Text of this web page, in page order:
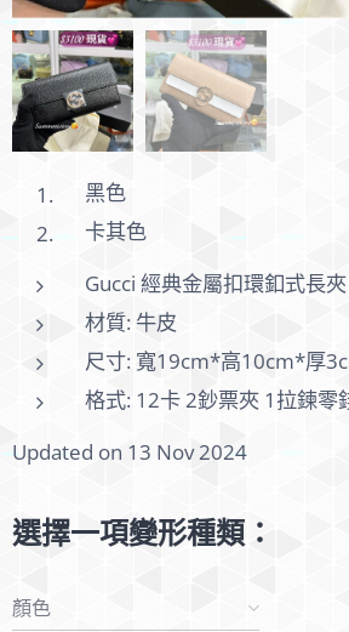
黑色
卡其色
Gucci 經典金屬扣環釦式長夾
材質: 牛皮
尺寸: 寬19cm*高10cm*厚
格式: 12卡 2鈔票夾 1拉鍊零
Updated on 13 Nov 2024
選擇一項變形種類：
顏色